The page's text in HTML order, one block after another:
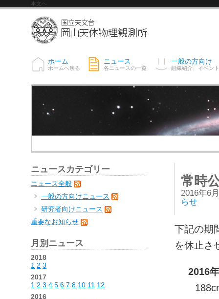
本文へ
ホーム
ホームへ戻る
ニュース
各ニュースの一覧
一般の方向け
組織紹介、イベン
常時
2016年6
らせ
下記の期
を休止さ
2016
ニュースカテゴリー
ニュース全般
一般の方向けニュース
研究者向けニュース
重要なお知らせ
月別ニュース
2018
1 2 3
2017
1 2 3 4 5 6 7 8 10 11 12
2016